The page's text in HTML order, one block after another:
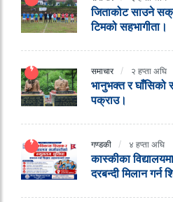
जिताकोट साउने
टिमको सहभागीता।
समाचार २ हप्ता अघि
भानुभक्त र घाँसिको
पक्राउ।
गण्डकी ४ हप्ता अघि
कास्कीका
दरबन्दी मिलान गर्न